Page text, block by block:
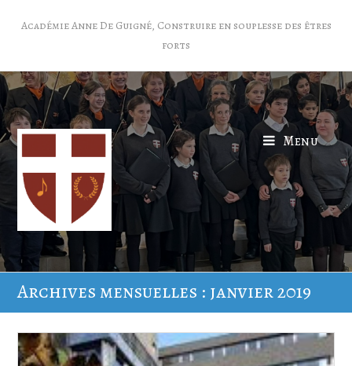
Académie Anne De Guigné, Construire en souplesse des êtres
forts
Menu
Archives mensuelles : janvier 2019